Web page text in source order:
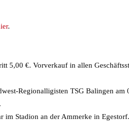
.
5,00 €. Vorverkauf in allen
Regionalligisten TSG Balingen am
Stadion an der Ammerke in Egestorf.